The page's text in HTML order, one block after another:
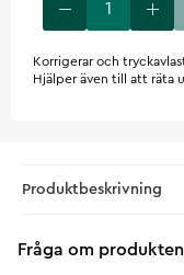
Korrigerar och
Hjälper även till att räta
Produktbeskrivning
Fråga om produkten